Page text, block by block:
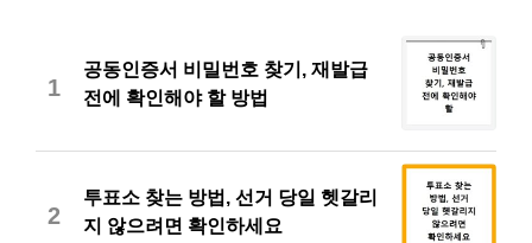
1
공동인증서 비밀번호 찾기, 재발급
전에 확인해야 할 방법
2
투표소 찾는 방법, 선거 당일 헷갈리
지 않으려면 확인하세요